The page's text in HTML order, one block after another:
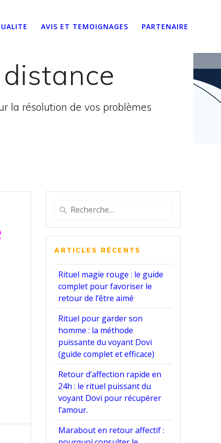
AVIS ET TEMOIGNAGES PARTENAIRE
la résolution de vos problèmes
Recherche
pour
:
ARTICLES RÉCENTS
Rituel magie rouge : le guide
complet pour favoriser le
retour de l’être aimé
Rituel pour garder son
homme : la méthode
puissante du voyant Dovi
(guide complet et efficace)
Retour d’affection rapide en
24h : le rituel puissant du
voyant Dovi pour récupérer
l’amour.
Marabout en retour affectif :